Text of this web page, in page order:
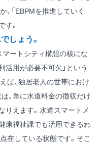
「EBPMを推進していく
す。
しょう。
マートシティ構想の核にな
活用が必要不可欠」という
ば、独居老人の世帯におけ
、単に水道料金の徴収だけ
りえます。水道スマートメ
康福祉課でも活用できるわ
在している状態です。そこ